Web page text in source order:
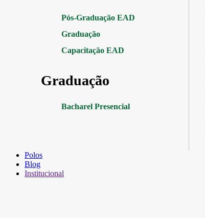
Pós-Graduação EAD
Graduação
Capacitação EAD
Graduação
Bacharel Presencial
Polos
Blog
Institucional